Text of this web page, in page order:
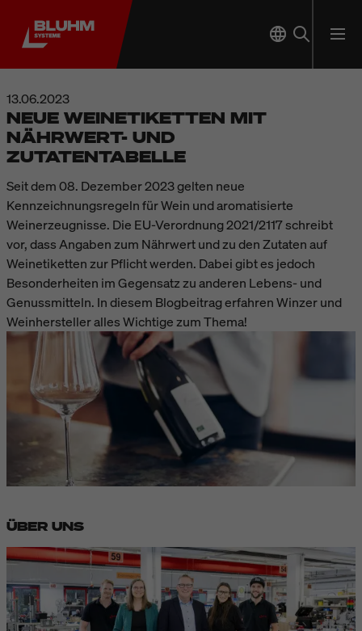
13.06.2023
NEUE WEINETIKETTEN MIT
NÄHRWERT- UND
ZUTATENTABELLE
Seit dem 08. Dezember 2023 gelten neue
Kennzeichnungsregeln für Wein und aromatisierte
Weinerzeugnisse. Die EU-Verordnung 2021/2117 schreibt
vor, dass Angaben zum Nährwert und zu den Zutaten auf
Weinetiketten zur Pflicht werden. Dabei gibt es jedoch
Besonderheiten im Gegensatz zu anderen Lebens- und
Genussmitteln. In diesem Blogbeitrag erfahren Winzer und
Weinhersteller alles Wichtige zum Thema!
ÜBER UNS